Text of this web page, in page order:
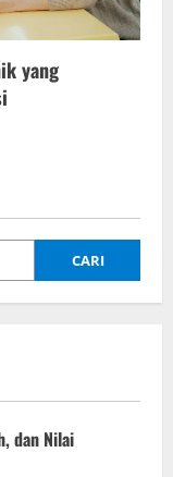
yang
CARI
dan Nilai